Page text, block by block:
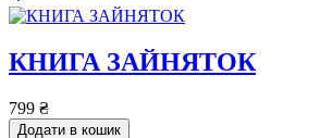
КНИГА ЗАЙНЯТОК
799 ₴
Додати в кошик